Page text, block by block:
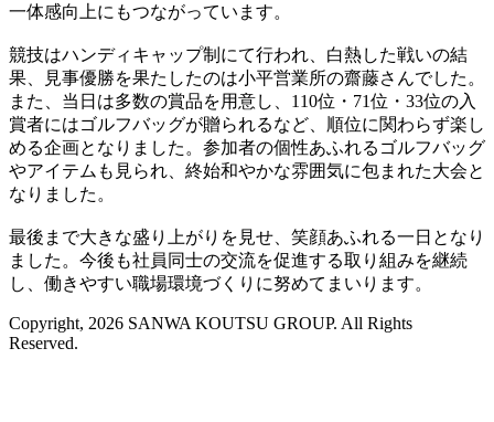
一体感向上にもつながっています。
競技はハンディキャップ制にて行われ、白熱した戦いの結
果、見事優勝を果たしたのは小平営業所の齋藤さんでした。
また、当日は多数の賞品を用意し、110位・71位・33位の入
賞者にはゴルフバッグが贈られるなど、順位に関わらず楽し
める企画となりました。参加者の個性あふれるゴルフバッグ
やアイテムも見られ、終始和やかな雰囲気に包まれた大会と
なりました。
最後まで大きな盛り上がりを見せ、笑顔あふれる一日となり
ました。今後も社員同士の交流を促進する取り組みを継続
し、働きやすい職場環境づくりに努めてまいります。
Copyright, 2026 SANWA KOUTSU GROUP. All Rights
Reserved.